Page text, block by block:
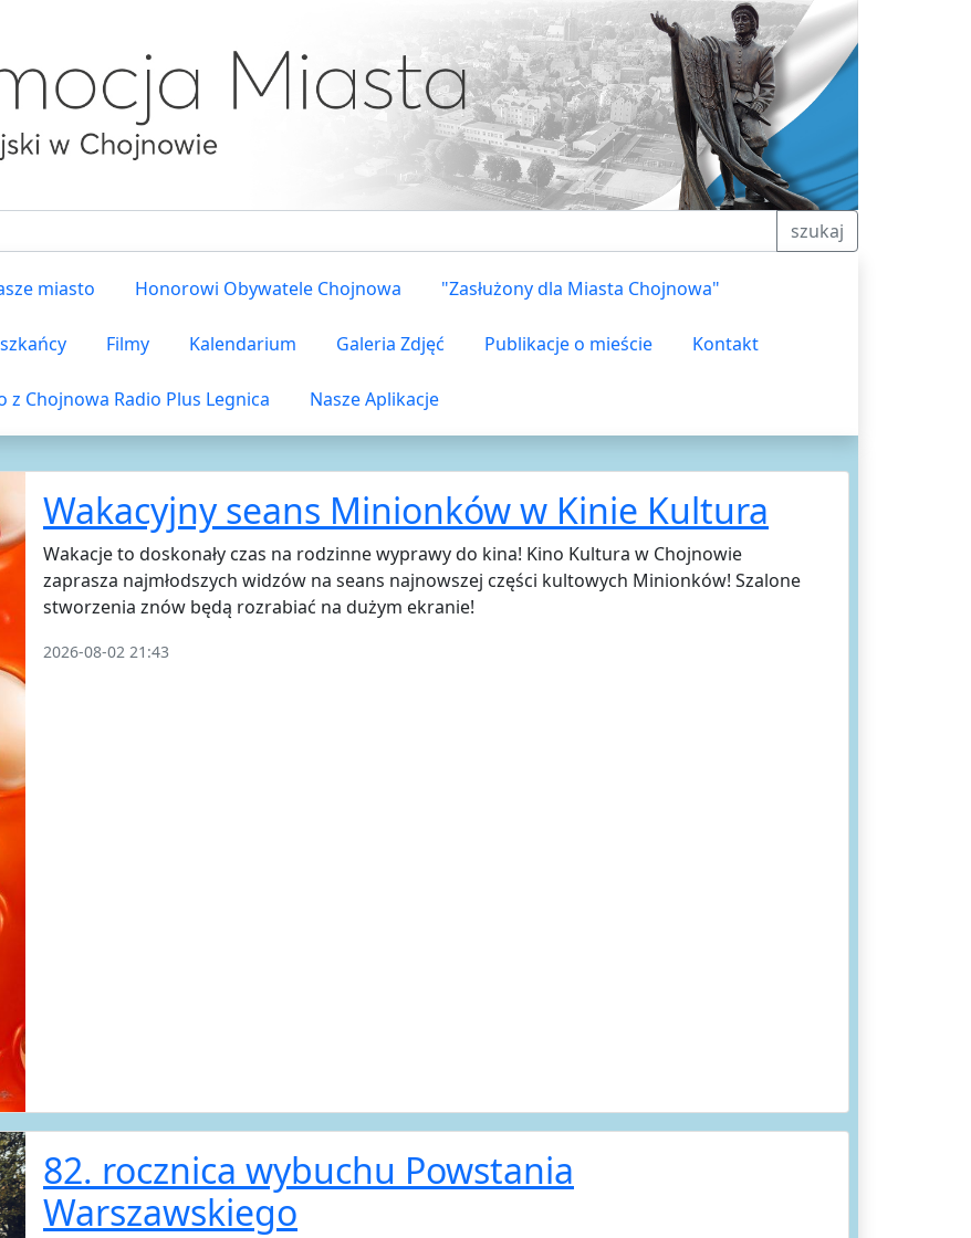
szukaj
miasto Honorowi Obywatele Chojnowa "Zasłużony dla Miasta Chojnowa"
Filmy Kalendarium Galeria Zdjęć Publikacje o mieście Kontakt
z Chojnowa Radio Plus Legnica Nasze Aplikacje
Wakacyjny seans Minionków w Kinie Kultura
Wakacje to doskonały czas na rodzinne wyprawy do kina! Kino Kultura w Chojnowie
zaprasza najmłodszych widzów na seans najnowszej części kultowych Minionków! Szalone
stworzenia znów będą rozrabiać na dużym ekranie!
2026-08-02 21:43
82. rocznica wybuchu Powstania
Warszawskiego